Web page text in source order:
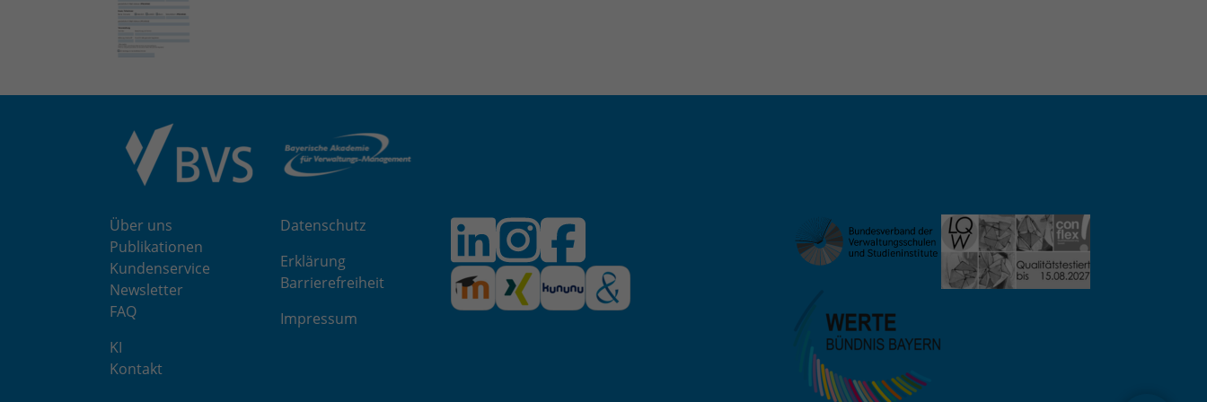
Über uns
Publikationen
Kundenservice
Newsletter
FAQ
KI
Kontakt
Datenschutz
Erklärung
Barrierefreiheit
Impressum